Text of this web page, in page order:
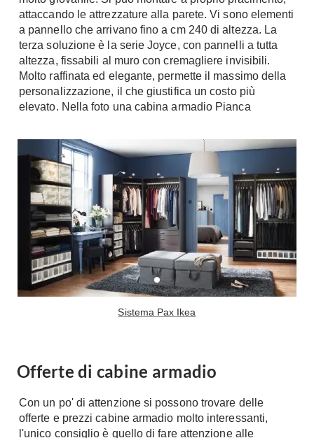
Camerette
Camerette Ragazzi
Camerette Bambini
Letti a Castello
Per Neonati
Lettini
Materassi
Lattice
Memory Foam
Reti Letto
Cuscini
Consigli materassi
Bagno
Idromassaggio
Rubinetteria
Vasche da Bagno
Finestre Pvc
Finestre Alluminio
Finestre Legno
Persiane
Scale
A Chiocciola
Scale Interni
Ringhiere
Rivestimenti
Ceramica
Cotto
Resina
Parquet
Carta da parati
Pavimenti esterni
Fai da Te
attaccando le attrezzature alla parete. Vi sono elementi
a pannello che arrivano fino a cm 240 di altezza. La
terza soluzione è la serie Joyce, con pannelli a tutta
altezza, fissabili al muro con cremagliere invisibili.
Molto raffinata ed elegante, permette il massimo della
personalizzazione, il che giustifica un costo più
elevato. Nella foto una cabina armadio Pianca
Sistema Pax Ikea
Offerte di cabine armadio
Con un po' di attenzione si possono trovare delle
offerte e prezzi cabine armadio molto interessanti,
l'unico consiglio è quello di fare attenzione alle